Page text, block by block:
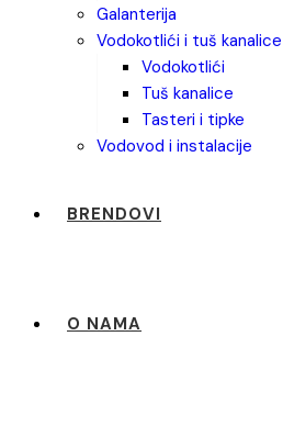
galanterija
vodokotlići i tuš kanalice
vodokotlići
tuš kanalice
tasteri i tipke
vodovod i instalacije
BRENDOVI
O NAMA